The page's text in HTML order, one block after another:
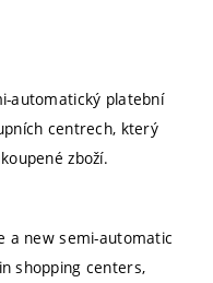
automatický platební
centrech, který
zboží.
a new semi-automatic
shopping centers,